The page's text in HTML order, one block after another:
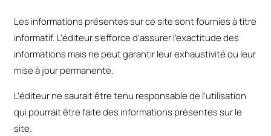
Les informations présentes sur ce site sont fournies à titre
informatif. L’éditeur s’efforce d’assurer l’exactitude des
informations mais ne peut garantir leur exhaustivité ou leur
mise à jour permanente.
L’éditeur ne saurait être tenu responsable de l’utilisation
qui pourrait être faite des informations présentes sur le
site.